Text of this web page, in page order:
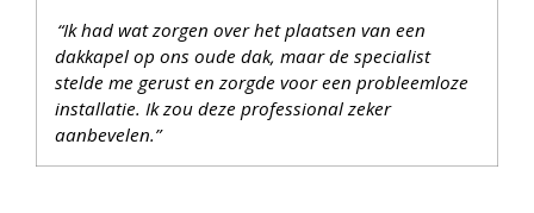
“Ik had wat zorgen over het plaatsen van een
dakkapel op ons oude dak, maar de specialist
stelde me gerust en zorgde voor een probleemloze
installatie. Ik zou deze professional zeker
aanbevelen.”